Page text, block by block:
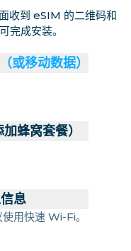
收到 eSIM 的二维码和
完成安装。
或移动数据）
蜂窝套餐）
息
用快速 Wi-Fi。